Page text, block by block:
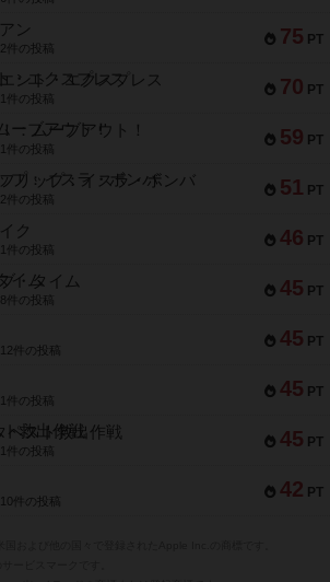
75 PT
ン
2件の投稿
70 PT
ント・エクスプレス
1件の投稿
59 PT
：ムーブアウト！
1件の投稿
51 PT
リップ：イスラ・ボンバ
2件の投稿
46 PT
ク
1件の投稿
45 PT
・タイム
8件の投稿
45 PT
12件の投稿
45 PT
1件の投稿
45 PT
ペスト救出作戦
1件の投稿
42 PT
10件の投稿